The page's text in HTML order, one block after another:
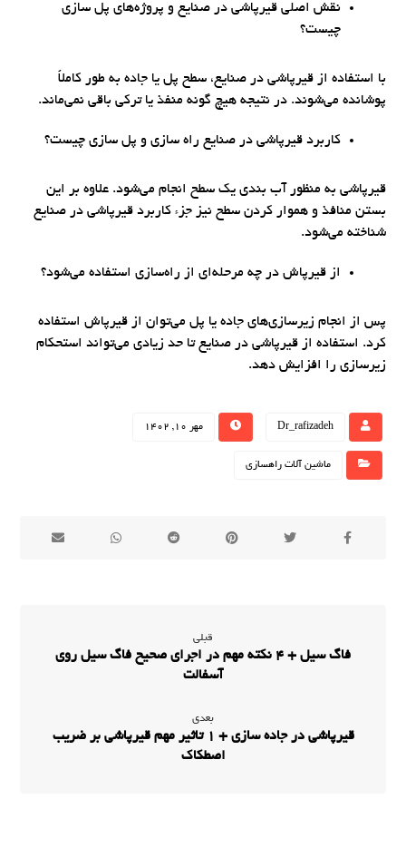
نقش اصلی قیرپاشی در صنایع و پروژه‌های پل سازی
چیست؟
با استفاده از قیرپاشی در صنایع، سطح پل یا جاده به طور کاملاً
پوشانده می‌شوند. در نتیجه هیچ گونه منفذ یا ترکی باقی نمی‌ماند.
کاربرد قیرپاشی در صنایع راه سازی و پل سازی چیست؟
قیرپاشی به منظور آب بندی یک سطح انجام می‌شود. علاوه بر این
بستن منافذ و هموار کردن سطح نیز جزء کاربرد قیرپاشی در صنایع
شناخته می‌شود.
از قیرپاش در چه مرحله‌ای از راه‌سازی استفاده می‌شود؟
پس از انجام زیرسازی‌های جاده یا پل می‌توان از قیرپاش استفاده
کرد. استفاده از قیرپاشی در صنایع تا حد زیادی می‌تواند استحکام
زیرسازی را افزایش دهد.
Dr_rafizadeh مهر 10, 1402
ماشین آلات راهسازی
قبلی
فاگ سیل + 4 نکته مهم در اجرای صحیح فاگ سیل روی
آسفالت
بعدی
قیرپاشی در جاده سازی + 1 تاثیر مهم قیرپاشی بر ضریب
اصطکاک